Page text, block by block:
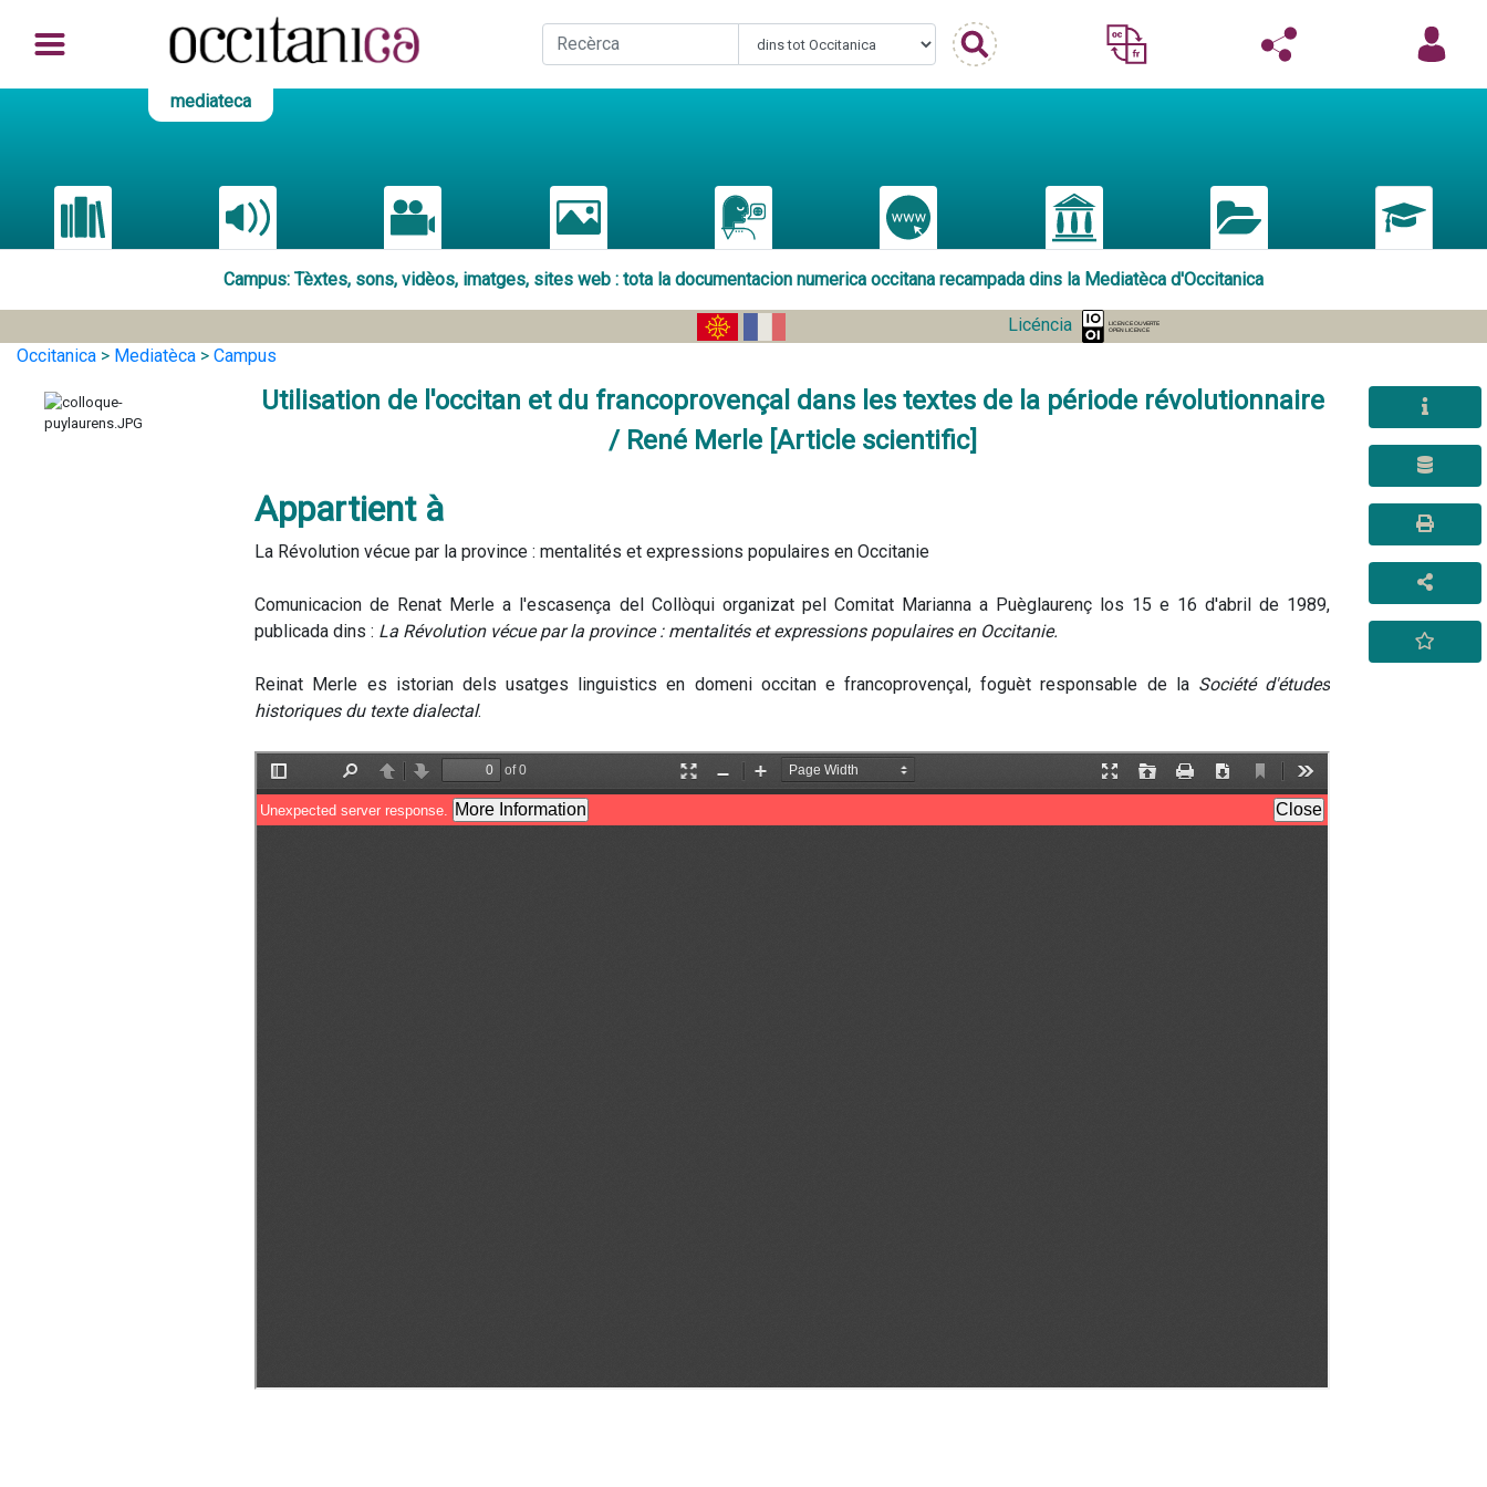
mediateca
Campus: Tèxtes, sons, vidèos, imatges, sites web : tota la documentacion numerica occitana recampada dins la Mediatèca d'Occitanica
Licéncia
Occitanica > Mediatèca > Campus
Utilisation de l'occitan et du francoprovençal dans les textes de la période révolutionnaire
/ René Merle [Article scientific]
Appartient à
La Révolution vécue par la province : mentalités et expressions populaires en Occitanie
Comunicacion de Renat Merle a l'escasença del Collòqui organizat pel Comitat Marianna a Puèglaurenç los 15 e 16 d'abril de 1989,
publicada dins : La Révolution vécue par la province : mentalités et expressions populaires en Occitanie.
Reinat Merle es istorian dels usatges linguistics en domeni occitan e francoprovençal, foguèt responsable de la Société d'études
historiques du texte dialectal.